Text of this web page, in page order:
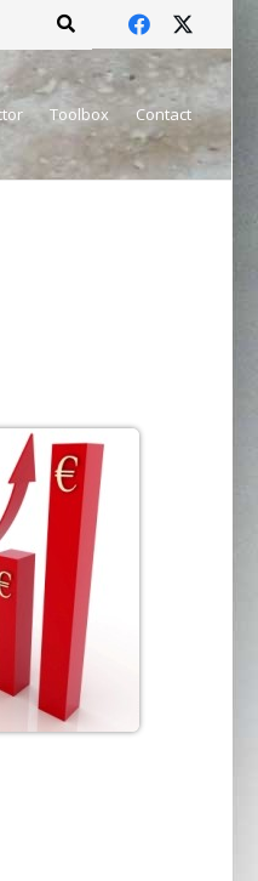
Toolbox Contact